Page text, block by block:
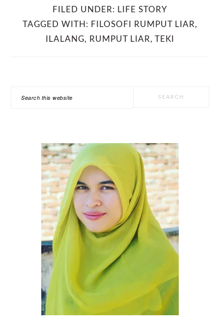
FILED UNDER: LIFE STORY
TAGGED WITH: FILOSOFI RUMPUT LIAR,
ILALANG, RUMPUT LIAR, TEKI
Search